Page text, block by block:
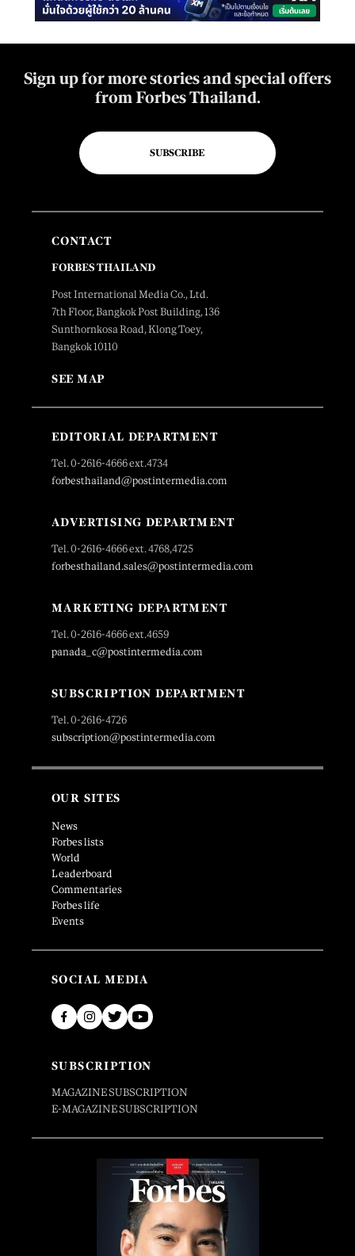
Sign up for more stories and special offers
from Forbes Thailand.
SUBSCRIBE
CONTACT
FORBES THAILAND
Post International Media Co., Ltd.
7th Floor, Bangkok Post Building, 136
Sunthornkosa Road, Klong Toey,
Bangkok 10110
SEE MAP
EDITORIAL DEPARTMENT
Tel. 0-2616-4666 ext.4734
forbesthailand@postintermedia.com
ADVERTISING DEPARTMENT
Tel. 0-2616-4666 ext. 4768,4725
forbesthailand.sales@postintermedia.com
MARKETING DEPARTMENT
Tel. 0-2616-4666 ext.4659
panada_c@postintermedia.com
SUBSCRIPTION DEPARTMENT
Tel. 0-2616-4726
subscription@postintermedia.com
OUR SITES
News
Forbes lists
World
Leaderboard
Commentaries
Forbes life
Events
SOCIAL MEDIA
SUBSCRIPTION
MAGAZINE SUBSCRIPTION
E-MAGAZINE SUBSCRIPTION